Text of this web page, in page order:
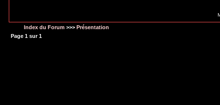
Index du Forum >>> Présentation
Page 1 sur1